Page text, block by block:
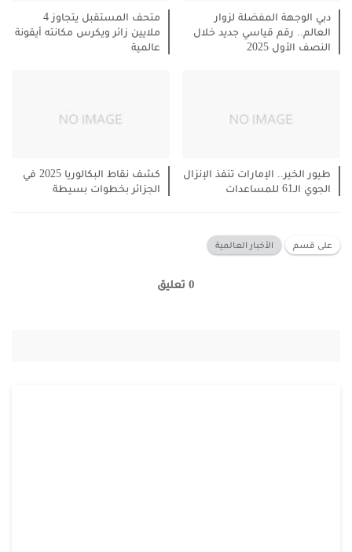
دبي الوجهة المفضلة لزوار
العالم.. رقم قياسي جديد خلال
النصف الأول 2025
متحف المستقبل يتجاوز 4
ملايين زائر ويكرس مكانته أيقونة
عالمية
طيور الخير.. الإمارات تنفذ الإنزال
الجوي الـ61 للمساعدات
كشف نقاط البكالوريا 2025 في
الجزائر بخطوات بسيطة
على قسم الأخبار العالمية
0 تعليق